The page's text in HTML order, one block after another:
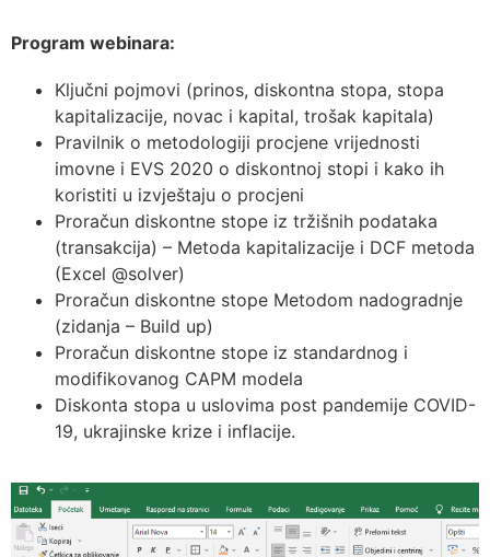
Program webinara:
Ključni pojmovi (prinos, diskontna stopa, stopa
kapitalizacije, novac i kapital, trošak kapitala)
Pravilnik o metodologiji procjene vrijednosti
imovne i EVS 2020 o diskontnoj stopi i kako ih
koristiti u izvještaju o procjeni
Proračun diskontne stope iz tržišnih podataka
(transakcija) – Metoda kapitalizacije i DCF metoda
(Excel @solver)
Proračun diskontne stope Metodom nadogradnje
(zidanja – Build up)
Proračun diskontne stope iz standardnog i
modifikovanog CAPM modela
Diskonta stopa u uslovima post pandemije COVID-
19, ukrajinske krize i inflacije.